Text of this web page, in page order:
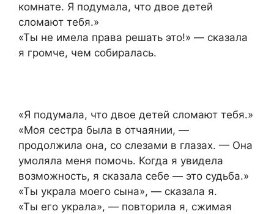
комнате. Я подумала, что двое детей
сломают тебя.»
«Ты не имела права решать это!» — сказала
я громче, чем собиралась.
«Я подумала, что двое детей сломают тебя.»
«Моя сестра была в отчаянии, —
продолжила она, со слезами в глазах. — Она
умоляла меня помочь. Когда я увидела
возможность, я сказала себе — это судьба.»
«Ты украла моего сына», — сказала я.
«Ты его украла», — повторила я, сжимая